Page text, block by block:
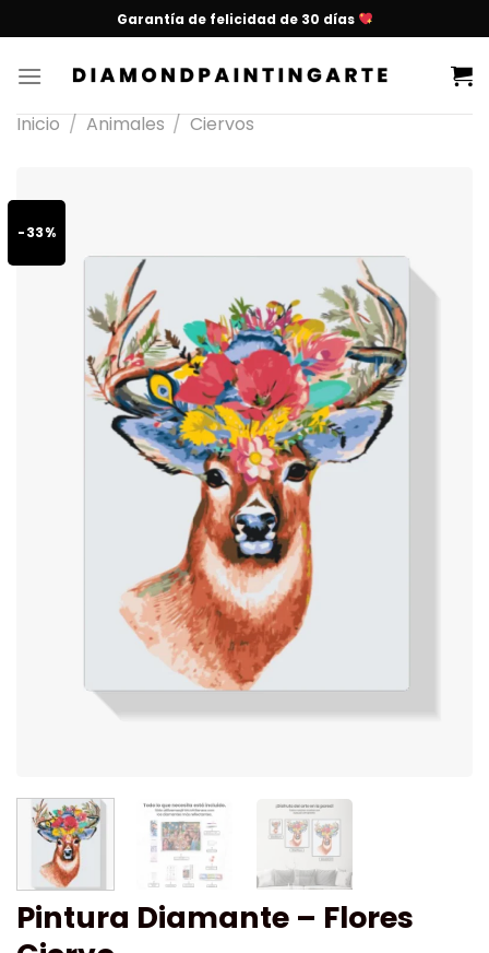
Garantía de felicidad de 30 días
Inicio / Animales / Ciervos
-33%
Pintura Diamante – Flores